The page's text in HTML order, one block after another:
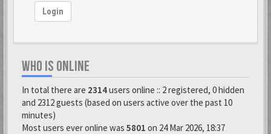
Login
WHO IS ONLINE
In total there are 2314users online :: 2 registered, 0 hidden
and 2312 guests (based on users active over the past 10
minutes)
Most users ever online was 5801 on 24 Mar 2026, 18:37